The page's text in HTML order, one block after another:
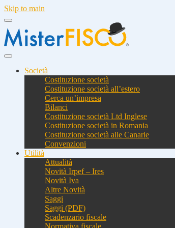
Skip to main
Società
Costituzione società
Costituzione società all’estero
Cerca un’impresa
Bilanci
Costituzione società Ltd Inglese
Costituzione società in Romania
Costituzione società alle Canarie
Convenzioni
Utilità
Attualità
Novità Irpef – Ires
Novità Iva
Altre Novità
Saggi
Saggi (PDF)
Scadenzario fiscale
Normativa fiscale